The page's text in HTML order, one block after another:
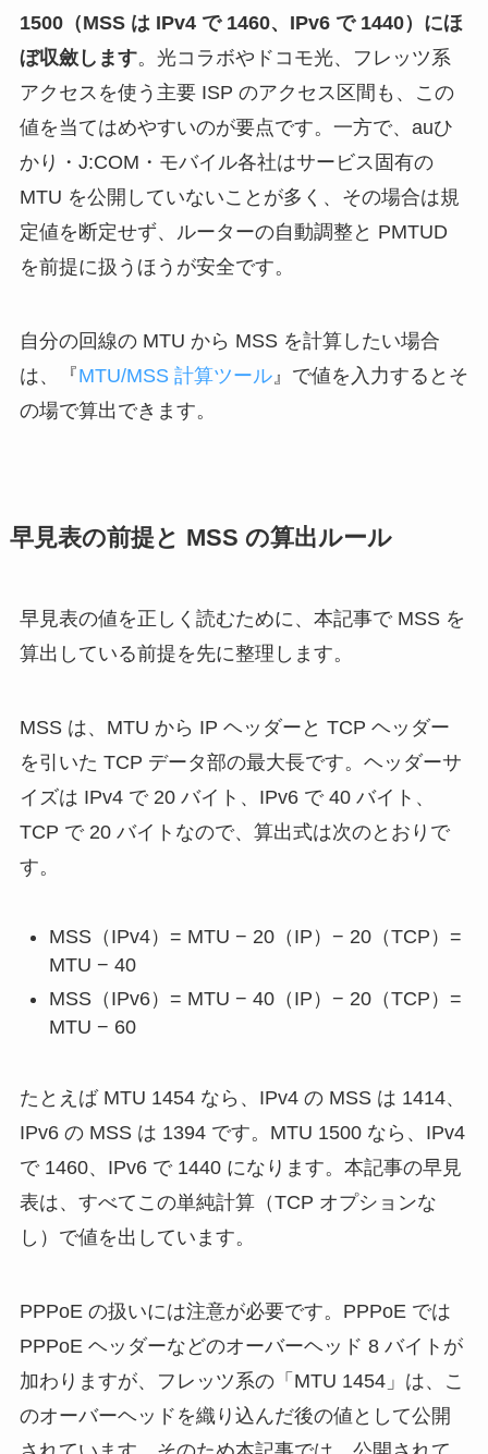
1500（MSS は IPv4 で 1460、IPv6 で 1440）にほ
ぼ収斂します。光コラボやドコモ光、フレッツ系
アクセスを使う主要 ISP のアクセス区間も、この
値を当てはめやすいのが要点です。一方で、auひ
かり・J:COM・モバイル各社はサービス固有の
MTU を公開していないことが多く、その場合は規
定値を断定せず、ルーターの自動調整と PMTUD
を前提に扱うほうが安全です。
自分の回線の MTU から MSS を計算したい場合
は、『MTU/MSS 計算ツール』で値を入力するとそ
の場で算出できます。
早見表の前提と MSS の算出ルール
早見表の値を正しく読むために、本記事で MSS を
算出している前提を先に整理します。
MSS は、MTU から IP ヘッダーと TCP ヘッダー
を引いた TCP データ部の最大長です。ヘッダーサ
イズは IPv4 で 20 バイト、IPv6 で 40 バイト、
TCP で 20 バイトなので、算出式は次のとおりで
す。
MSS（IPv4）= MTU − 20（IP）− 20（TCP）=
MTU − 40
MSS（IPv6）= MTU − 40（IP）− 20（TCP）=
MTU − 60
たとえば MTU 1454 なら、IPv4 の MSS は 1414、
IPv6 の MSS は 1394 です。MTU 1500 なら、IPv4
で 1460、IPv6 で 1440 になります。本記事の早見
表は、すべてこの単純計算（TCP オプションな
し）で値を出しています。
PPPoE の扱いには注意が必要です。PPPoE では
PPPoE ヘッダーなどのオーバーヘッド 8 バイトが
加わりますが、フレッツ系の「MTU 1454」は、こ
のオーバーヘッドを織り込んだ後の値として公開